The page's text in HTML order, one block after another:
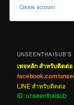
Create account
UNSEENTHAISUB’S
เพจหลัก สำหรับติดต่อ
facebook.com/
LINE สำหรับติดต่อ
ID: unseenthaisub